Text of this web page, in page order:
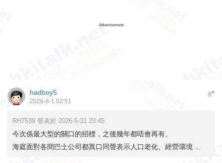
Advertisement
8#
hadboy5
2026-6-1 02:51
RH7539 發表於 2026-5-31 23:45
今次係最大型的關口的招標，之後幾年都唔會再有。
海庭面對各間巴士公司都異口同聲表示人口老化、經營環境 ...